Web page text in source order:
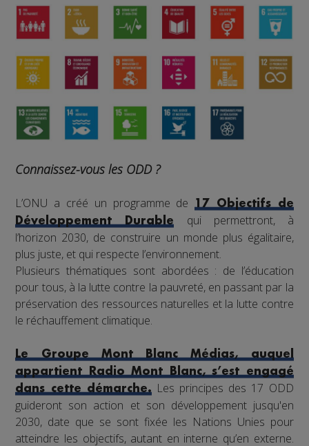
Connaissez-vous les ODD ?
L’ONU a créé un programme de17 Objectifs de
Développement Durable
qui permettront, à
l’horizon 2030, de construire un monde plus égalitaire,
plus juste, et qui respecte l’environnement.
Plusieurs thématiques sont abordées : de l’éducation
pour tous, à la lutte contre la pauvreté, en passant par la
préservation des ressources naturelles et la lutte contre
le réchauffement climatique.
Le Groupe Mont Blanc Médias, auquel
appartient Radio Mont Blanc, s’est engagé
dans cette démarche.Les principes des 17 ODD
guideront son action et son développement jusqu'en
2030, date que se sont fixée les Nations Unies pour
atteindre les objectifs, autant en interne qu’en externe.